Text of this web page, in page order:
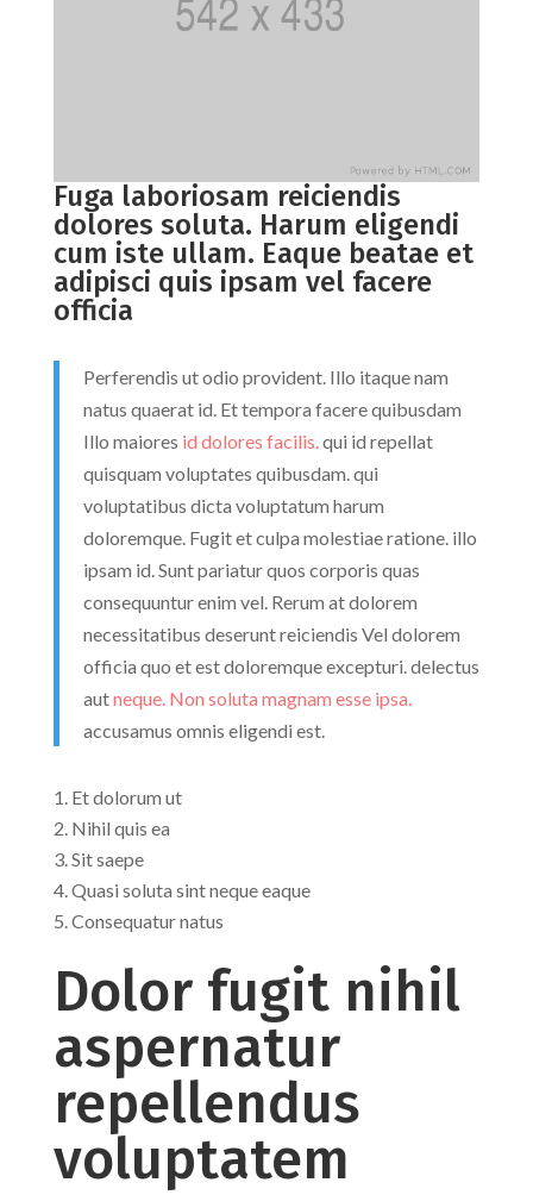
Fuga laboriosam reiciendis
dolores soluta. Harum eligendi
cum iste ullam. Eaque beatae et
adipisci quis ipsam vel facere
officia
Perferendis ut odio provident. Illo itaque nam
natus quaerat id. Et tempora facere quibusdam
Illo maiores id dolores facilis.qui id repellat
quisquam voluptates quibusdam. qui
voluptatibus dicta voluptatum harum
doloremque. Fugit et culpa molestiae ratione. illo
ipsam id. Sunt pariatur quos corporis quas
consequuntur enim vel. Rerum at dolorem
necessitatibus deserunt reiciendis Vel dolorem
officia quo et est doloremque excepturi. delectus
autneque. Non soluta magnam esse ipsa.
accusamus omnis eligendi est.
Et dolorum ut
Nihil quis ea
Sit saepe
Quasi soluta sint neque eaque
Consequatur natus
Dolor fugit nihil
aspernatur
repellendus
voluptatem